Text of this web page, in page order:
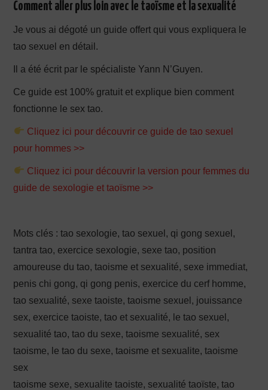
Comment aller plus loin avec le taoïsme et la sexualité
Je vous ai dégoté un guide offert qui vous expliquera le
tao sexuel en détail.
Il a été écrit par le spécialiste Yann N’Guyen.
Ce guide est 100% gratuit et explique bien comment
fonctionne le sex tao.
Cliquez ici pour découvrir ce guide de tao sexuel
pour hommes >>
Cliquez ici pour découvrir la version pour femmes du
guide de sexologie et taoïsme >>
Mots clés : tao sexologie, tao sexuel, qi gong sexuel,
tantra tao, exercice sexologie, sexe tao, position
amoureuse du tao, taoisme et sexualité, sexe immediat,
penis chi gong, qi gong penis, exercice du cerf homme,
tao sexualité, sexe taoiste, taoisme sexuel, jouissance
sex, exercice taoiste, tao et sexualité, le tao sexuel,
sexualité tao, tao du sexe, taoisme sexualité, sex
taoisme, le tao du sexe, taoisme et sexualite, taoisme
sex
taoisme sexe, sexualite taoiste, sexualité taoïste, tao